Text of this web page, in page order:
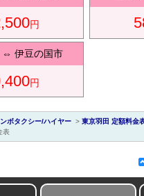
介
円
⇔伊豆の国市
円
ボタクシー/ハイヤー > 東京羽田 定額料金
表